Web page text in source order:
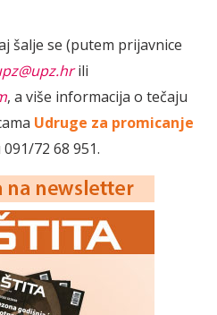
šalje se (putem prijavnice
ili
, a više informacija o tečaju
Udruge za promicanje
72 68 951.